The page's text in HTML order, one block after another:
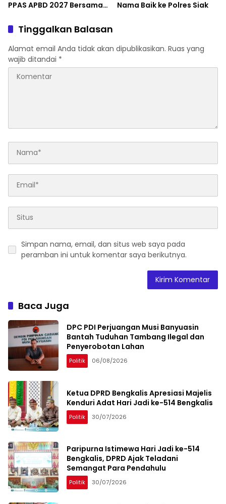
PPAS APBD 2027 Bersama
Nama Baik ke Polres Siak
Tinggalkan Balasan
Alamat email Anda tidak akan dipublikasikan. Ruas yang
wajib ditandai *
Simpan nama, email, dan situs web saya pada
peramban ini untuk komentar saya berikutnya.
Baca Juga
DPC PDI Perjuangan Musi Banyuasin
Bantah Tuduhan Tambang Ilegal dan
Penyerobotan Lahan
Politik 06/08/2026
Ketua DPRD Bengkalis Apresiasi Majelis
Kenduri Adat Hari Jadi ke-514 Bengkalis
Politik 30/07/2026
Paripurna Istimewa Hari Jadi ke-514
Bengkalis, DPRD Ajak Teladani
Semangat Para Pendahulu
Politik 30/07/2026